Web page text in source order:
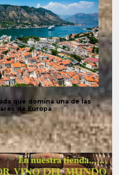
que domina una de las
de Europa